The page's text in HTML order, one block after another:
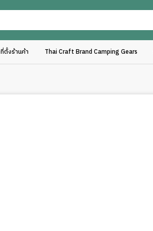
ที่ตั้งร้านค้า Thai Craft Brand Camping Gears